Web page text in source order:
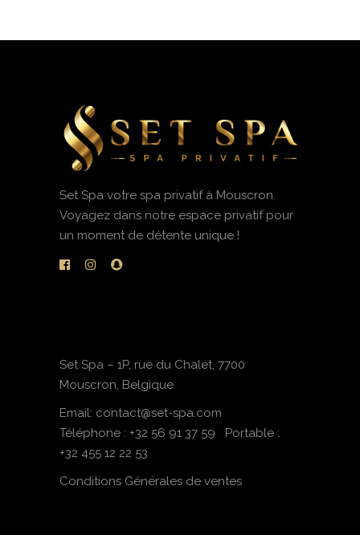
Set Spa votre spa privatif à Mouscron.
Voyagez dans notre espace privatif pour
un moment de détente unique !
Set Spa – 1P, rue du Chalet, 7700
Mouscron, Belgique
Email: contact@set-spa.com
Téléphone : +32 56 91 37 59
Portable :
+32 455 12 22 53
Conditions Générales de ventes